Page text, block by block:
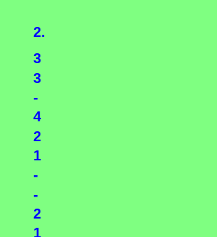
2.
3
3
-
4
2
1
-
-
2
1